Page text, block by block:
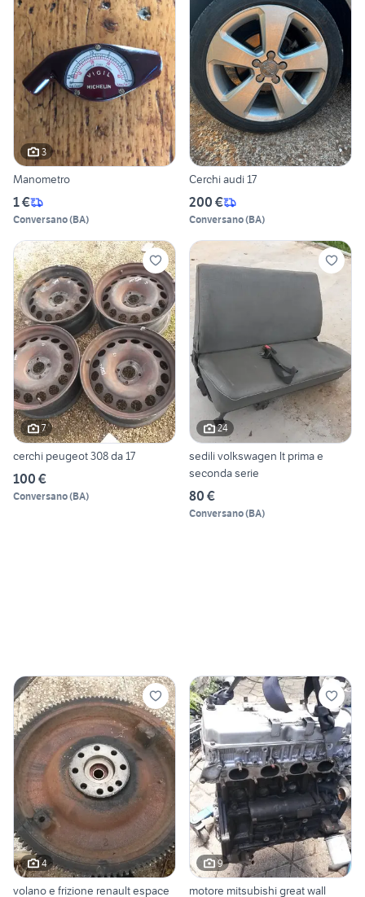
3
Manometro
1 €
Conversano(BA)
Cerchi audi 17
200 €
Conversano(BA)
7
cerchi peugeot 308 da 17
100 €
Conversano(BA)
24
sedili volkswagen lt prima e
seconda serie
80 €
Conversano(BA)
4
volano e frizione renault espace
9
motore mitsubishi great wall